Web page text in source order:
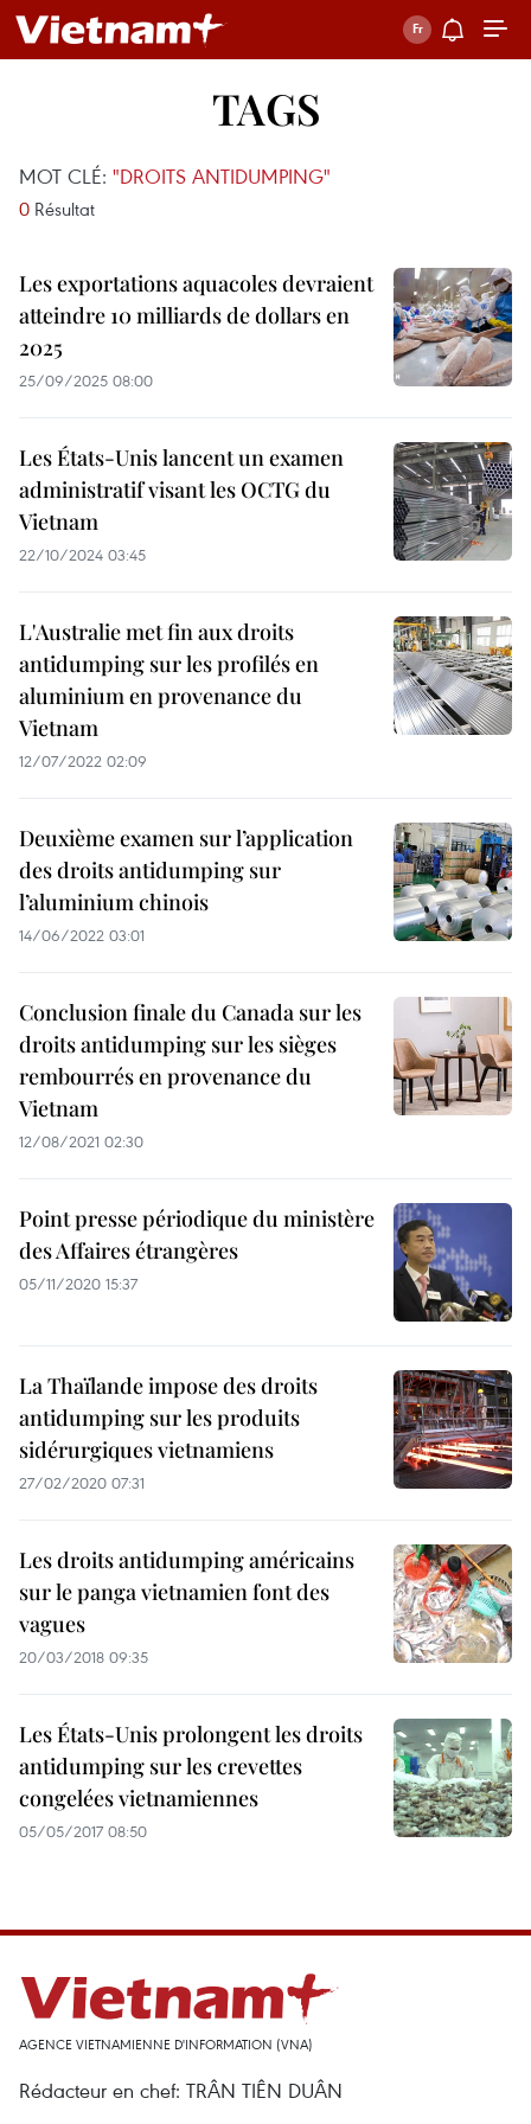
TAGS
MOT CLÉ: "DROITS ANTIDUMPING"
0 Résultat
Les exportations aquacoles devraient
atteindre 10 milliards de dollars en
2025
25/09/2025 08:00
Les États-Unis lancent un examen
administratif visant les OCTG du
Vietnam
22/10/2024 03:45
L'Australie met fin aux droits
antidumping sur les profilés en
aluminium en provenance du
Vietnam
12/07/2022 02:09
Deuxième examen sur l’application
des droits antidumping sur
l’aluminium chinois
14/06/2022 03:01
Conclusion finale du Canada sur les
droits antidumping sur les sièges
rembourrés en provenance du
Vietnam
12/08/2021 02:30
Point presse périodique du ministère
des Affaires étrangères
05/11/2020 15:37
La Thaïlande impose des droits
antidumping sur les produits
sidérurgiques vietnamiens
27/02/2020 07:31
Les droits antidumping américains
sur le panga vietnamien font des
vagues
20/03/2018 09:35
Les États-Unis prolongent les droits
antidumping sur les crevettes
congelées vietnamiennes
05/05/2017 08:50
AGENCE VIETNAMIENNE D'INFORMATION (VNA)
Rédacteur en chef: TRÂN TIÊN DUÂN